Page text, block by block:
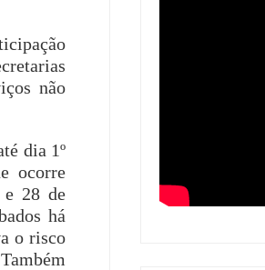
não
dia 1º
ocorre
e 28 de
há
o risco